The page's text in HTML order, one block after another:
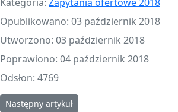
Opublikowano: 03 październik 2018
Utworzono: 03 październik 2018
Poprawiono: 04 październik 2018
Odsłon: 4769
Następny artykuł: Zapytanie ofertowe 1/2018
Następny artykuł